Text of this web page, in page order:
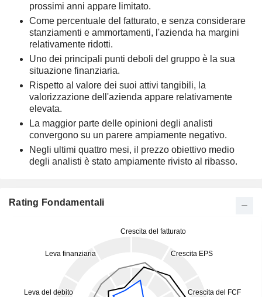
prossimi anni appare limitato.
Come percentuale del fatturato, e senza considerare
stanziamenti e ammortamenti, l'azienda ha margini
relativamente ridotti.
Uno dei principali punti deboli del gruppo è la sua
situazione finanziaria.
Rispetto al valore dei suoi attivi tangibili, la
valorizzazione dell'azienda appare relativamente
elevata.
La maggior parte delle opinioni degli analisti
convergono su un parere ampiamente negativo.
Negli ultimi quattro mesi, il prezzo obiettivo medio
degli analisti è stato ampiamente rivisto al ribasso.
Rating Fondamentali